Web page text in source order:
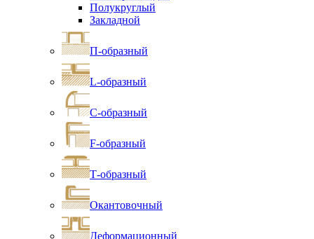
Полукруглый
Закладной
П-образный
L-образный
С-образный
F-образный
Т-образный
Окантовочный
Деформационный